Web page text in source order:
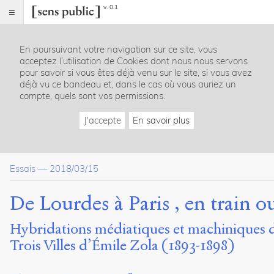
v. 0.1
Index
Article
Table
des
Conclusion : la fabrique d’écho et de bonheur
Bibliographie
Dossier(s)
L’invention littéraire des médias
Thomas
En poursuivant votre navigation sur ce site, vous
acceptez l’utilisation de Cookies dont nous nous servons
pour savoir si vous êtes déjà venu sur le site, si vous avez
déjà vu ce bandeau et, dans le cas où vous auriez un
compte, quels sont vos permissions.
J'accepte En savoir plus
Essais — 2018/03/15
De Lourdes à Paris , en train
Hybridations médiatiques et machiniques
Trois Villes d’Émile Zola (1893-1898)